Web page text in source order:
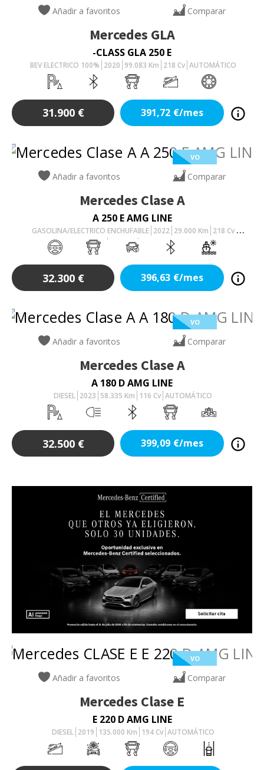
Añadir a favoritos Comparar
Mercedes GLA
-CLASS GLA 250 E
BEV ELECTRICO 100% 2020 99.083 Km 218 Cv AUTOMÁTICO
31.900 € 391,72 €/mes
VO
Añadir a favoritos Comparar
Mercedes Clase A
A 250 E AMG LINE
GASOLINA/ELECTRICO ENCHUFABLE 2022 29.000 Km 218 Cv
AUTOMÁTICO
32.300 € 396,63 €/mes
VO
Añadir a favoritos Comparar
Mercedes Clase A
A 180 D AMG LINE
DIESEL 2023 58.335 Km 116 Cv AUTOMÁTICO
32.500 € 399,09 €/mes
VO
Añadir a favoritos Comparar
Mercedes Clase E
E 220 D AMG LINE
DIESEL 2019 135.000 Km 194Cv AUTOMÁTICO